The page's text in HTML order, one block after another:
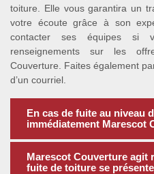
toiture. Elle vous garantira un
votre écoute grâce à son
contacter ses équipes si
renseignements sur les
Couverture. Faites également
d’un courriel.
En cas de fuite au niveau
immédiatement Marescot
Marescot Couverture agit
fuite de toiture se présente